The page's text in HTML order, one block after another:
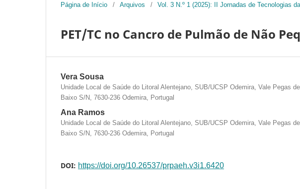
Página de Início / Arquivos / Vol. 3 N.º 1 (2025): II Jornadas de Tecnologias
PET/TC no Cancro de Pulmão de Não
Vera Sousa
Unidade Local de Saúde do Litoral Alentejano, SUB/UCSP Odemira, Vale Pegas de
Baixo S/N, 7630-236 Odemira, Portugal
Ana Ramos
Unidade Local de Saúde do Litoral Alentejano, SUB/UCSP Odemira, Vale Pegas de
Baixo S/N, 7630-236 Odemira, Portugal
DOI: https://doi.org/10.26537/prpaeh.v3i1.6420